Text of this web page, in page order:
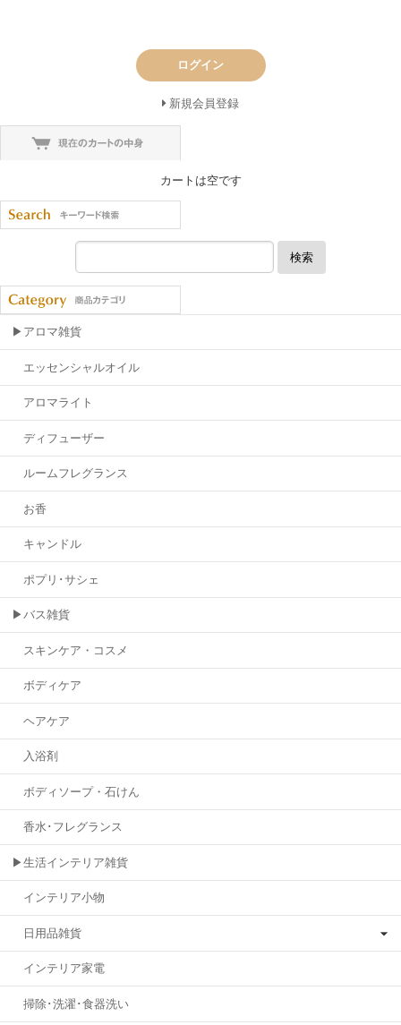
ログイン
新規会員登録
カートは空です
検索
▶アロマ雑貨
エッセンシャルオイル
アロマライト
ディフューザー
ルームフレグランス
お香
キャンドル
ポプリ･サシェ
▶バス雑貨
スキンケア・コスメ
ボディケア
ヘアケア
入浴剤
ボディソープ・石けん
香水･フレグランス
▶生活インテリア雑貨
インテリア小物
日用品雑貨
インテリア家電
掃除･洗濯･食器洗い